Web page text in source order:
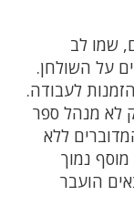
שמו לב
על השולחן.
לעבודה.
לא מנהל ספר
ללא
נמוך
הועבר